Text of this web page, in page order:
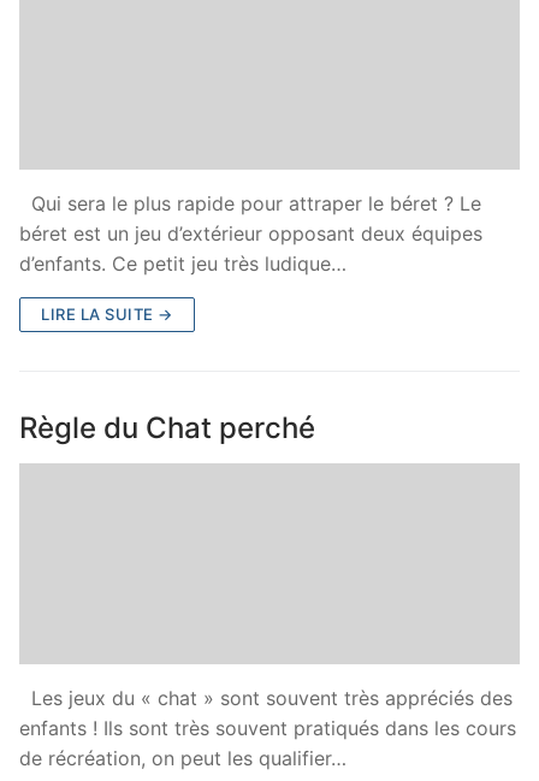
Qui sera le plus rapide pour attraper le béret ? Le
béret est un jeu d’extérieur opposant deux équipes
d’enfants. Ce petit jeu très ludique…
LIRE LA SUITE →
Règle du Chat perché
Les jeux du « chat » sont souvent très appréciés des
enfants ! Ils sont très souvent pratiqués dans les cours
de récréation, on peut les qualifier…